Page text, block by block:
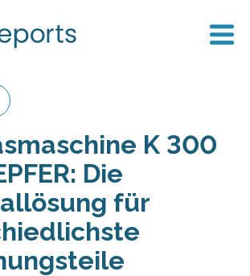
K 300
Die
für